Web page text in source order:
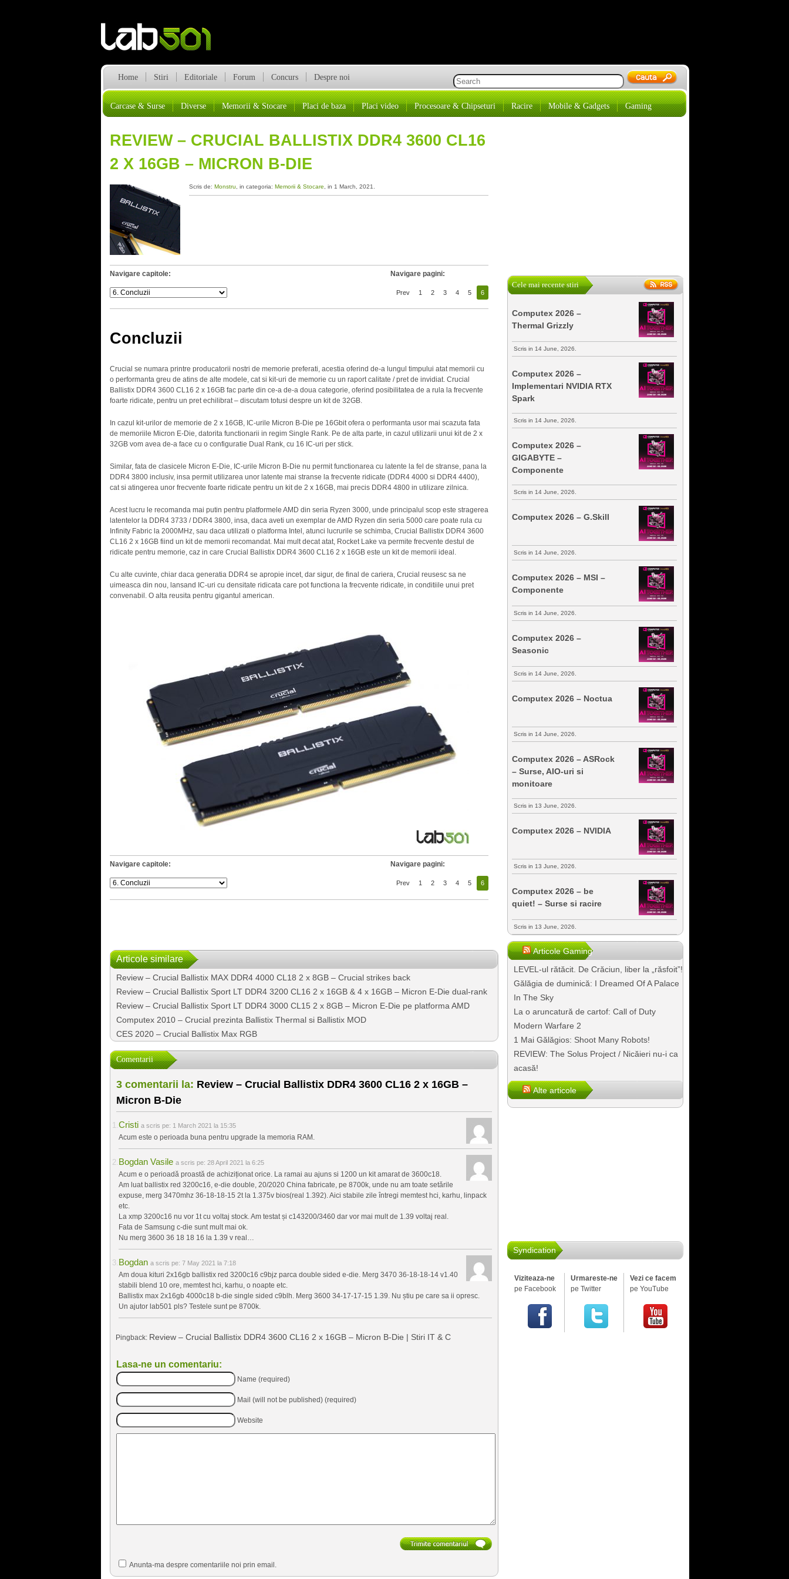
Home Stiri Editoriale Forum Concurs Despre noi
Carcase & Surse Diverse Memorii & Stocare Placi de baza Placi video Procesoare & Chipseturi Racire Mobile & Gadgets Gaming
REVIEW – CRUCIAL BALLISTIX DDR4 3600 CL16
2 X 16GB – MICRON B-DIE
Scris de: Monstru , in categoria: Memorii & Stocare , in 1 March, 2021.
Navigare capitole: Navigare pagini:
Prev 1 2 3 4 5 6
Concluzii
Crucial se numara printre producatorii nostri de memorie preferati, acestia oferind de-a lungul timpului atat memorii cu
o performanta greu de atins de alte modele, cat si kit-uri de memorie cu un raport calitate / pret de invidiat. Crucial
Ballistix DDR4 3600 CL16 2 x 16GB fac parte din ce-a de-a doua categorie, oferind posibilitatea de a rula la frecvente
foarte ridicate, pentru un pret echilibrat – discutam totusi despre un kit de 32GB.
In cazul kit-urilor de memorie de 2 x 16GB, IC-urile Micron B-Die pe 16Gbit ofera o performanta usor mai scazuta fata
de memoriile Micron E-Die, datorita functionarii in regim Single Rank. Pe de alta parte, in cazul utilizarii unui kit de 2 x
32GB vom avea de-a face cu o configuratie Dual Rank, cu 16 IC-uri per stick.
Similar, fata de clasicele Micron E-Die, IC-urile Micron B-Die nu permit functionarea cu latente la fel de stranse, pana la
DDR4 3800 inclusiv, insa permit utilizarea unor latente mai stranse la frecvente ridicate (DDR4 4000 si DDR4 4400),
cat si atingerea unor frecvente foarte ridicate pentru un kit de 2 x 16GB, mai precis DDR4 4800 in utilizare zilnica.
Acest lucru le recomanda mai putin pentru platformele AMD din seria Ryzen 3000, unde principalul scop este stragerea
latentelor la DDR4 3733 / DDR4 3800, insa, daca aveti un exemplar de AMD Ryzen din seria 5000 care poate rula cu
Infinity Fabric la 2000MHz, sau daca utilizati o platforma Intel, atunci lucrurile se schimba, Crucial Ballistix DDR4 3600
CL16 2 x 16GB fiind un kit de memorii recomandat. Mai mult decat atat, Rocket Lake va permite frecvente destul de
ridicate pentru memorie, caz in care Crucial Ballistix DDR4 3600 CL16 2 x 16GB este un kit de memorii ideal.
Cu alte cuvinte, chiar daca generatia DDR4 se apropie incet, dar sigur, de final de cariera, Crucial reusesc sa ne
uimeasca din nou, lansand IC-uri cu densitate ridicata care pot functiona la frecvente ridicate, in conditiile unui pret
convenabil. O alta reusita pentru gigantul american.
Navigare capitole: Navigare pagini:
Prev 1 2 3 4 5 6
Articole similare
Review – Crucial Ballistix MAX DDR4 4000 CL18 2 x 8GB – Crucial strikes back
Review – Crucial Ballistix Sport LT DDR4 3200 CL16 2 x 16GB & 4 x 16GB – Micron E-Die dual-rank
Review – Crucial Ballistix Sport LT DDR4 3000 CL15 2 x 8GB – Micron E-Die pe platforma AMD
Computex 2010 – Crucial prezinta Ballistix Thermal si Ballistix MOD
CES 2020 – Crucial Ballistix Max RGB
Comentarii
3 comentarii la: Review – Crucial Ballistix DDR4 3600 CL16 2 x 16GB –
Micron B-Die
Cristi a scris pe: 1 March 2021 la 15:35
Acum este o perioada buna pentru upgrade la memoria RAM.
Bogdan Vasile a scris pe: 28 April 2021 la 6:25
Acum e o perioadă proastă de achiziționat orice. La ramai au ajuns si 1200 un kit amarat de 3600c18.
Am luat ballistix red 3200c16, e-die double, 20/2020 China fabricate, pe 8700k, unde nu am toate setările
expuse, merg 3470mhz 36-18-18-15 2t la 1.375v bios(real 1.392). Aici stabile zile întregi memtest hci, karhu, linpack
etc.
La xmp 3200c16 nu vor 1t cu voltaj stock. Am testat și c143200/3460 dar vor mai mult de 1.39 voltaj real.
Fata de Samsung c-die sunt mult mai ok.
Nu merg 3600 36 18 18 16 la 1.39 v real…
Bogdan a scris pe: 7 May 2021 la 7:18
Am doua kituri 2x16gb ballistix red 3200c16 c9bjz parca double sided e-die. Merg 3470 36-18-18-14 v1.40
stabili blend 10 ore, memtest hci, karhu, o noapte etc.
Ballistix max 2x16gb 4000c18 b-die single sided c9blh. Merg 3600 34-17-17-15 1.39. Nu știu pe care sa ii opresc.
Un ajutor lab501 pls? Testele sunt pe 8700k.
Pingback: Review – Crucial Ballistix DDR4 3600 CL16 2 x 16GB – Micron B-Die | Stiri IT & C
Lasa-ne un comentariu:
Name (required)
Mail (will not be published) (required)
Website
Anunta-ma despre comentariile noi prin email.
Cele mai recente stiri
Computex 2026 –
Thermal Grizzly
Scris in 14 June, 2026.
Computex 2026 –
Implementari NVIDIA RTX
Spark
Scris in 14 June, 2026.
Computex 2026 –
GIGABYTE –
Componente
Scris in 14 June, 2026.
Computex 2026 – G.Skill
Scris in 14 June, 2026.
Computex 2026 – MSI –
Componente
Scris in 14 June, 2026.
Computex 2026 –
Seasonic
Scris in 14 June, 2026.
Computex 2026 – Noctua
Scris in 14 June, 2026.
Computex 2026 – ASRock
– Surse, AIO-uri si
monitoare
Scris in 13 June, 2026.
Computex 2026 – NVIDIA
Scris in 13 June, 2026.
Computex 2026 – be
quiet! – Surse si racire
Scris in 13 June, 2026.
Articole Gaming
LEVEL-ul rătăcit. De Crăciun, liber la „răsfoit”!
Gălăgia de duminică: I Dreamed Of A Palace
In The Sky
La o aruncatură de cartof: Call of Duty
Modern Warfare 2
1 Mai Gălăgios: Shoot Many Robots!
REVIEW: The Solus Project / Nicăieri nu-i ca
acasă!
Alte articole
Syndication
Viziteaza-ne
pe Facebook
Urmareste-ne
pe Twitter
Vezi ce facem
pe YouTube